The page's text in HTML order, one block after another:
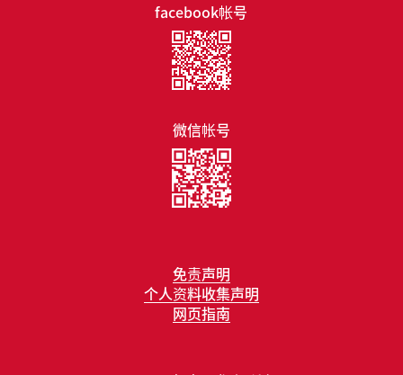
免责声明
个人资料收集声明
网页指南
facebook帐号
微信帐号